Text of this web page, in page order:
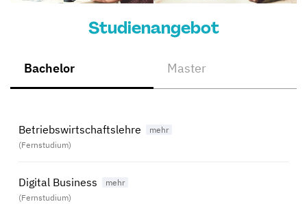
Studienangebot
Bachelor Master
Betriebswirtschaftslehre
(Fernstudium)
Digital Business
(Fernstudium)